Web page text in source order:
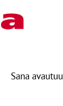
Sana avautuu